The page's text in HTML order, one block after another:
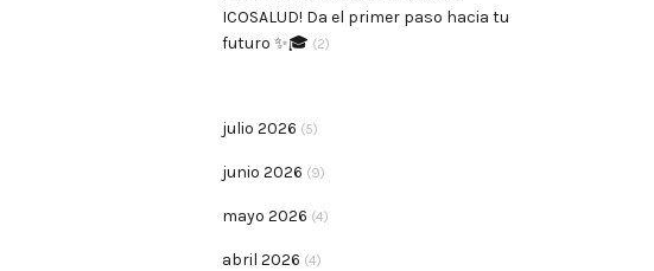
ICOSALUD! Da el primer paso hacia tu
futuro ✨🎓 (2)
julio 2026 (5)
junio 2026 (9)
mayo 2026 (4)
abril 2026 (4)